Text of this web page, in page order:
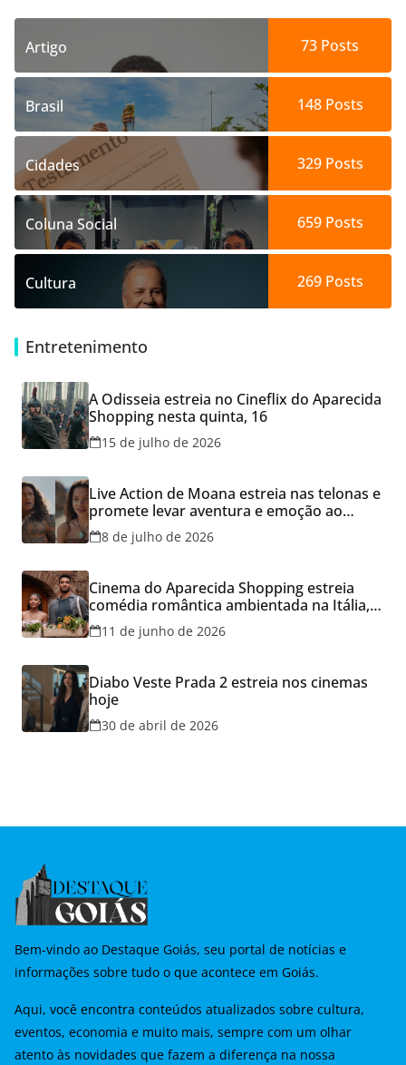
Artigo 73 Posts
Brasil 148Posts
Cidades 329Posts
Coluna Social 659Posts
Cultura 269Posts
Entretenimento
A Odisseia estreia no Cineflix do Aparecida
Shopping nesta quinta, 16
15 de julho de 2026
Live Action de Moana estreia nas telonas e
promete levar aventura e emoção ao
Cineflix do Aparecida Shopping
8 de julho de 2026
Cinema do Aparecida Shopping estreia
comédia romântica ambientada na Itália,
hoje e lança promoção para o Dia dos
Namorados
11 de junho de 2026
Diabo Veste Prada 2 estreia nos cinemas
hoje
30 de abril de 2026
Bem-vindo ao Destaque Goiás, seu portal de notícias e
informações sobre tudo o que acontece em Goiás.
Aqui, você encontra conteúdos atualizados sobre cultura,
eventos, economia e muito mais, sempre com um olhar
atento às novidades que fazem a diferença na nossa